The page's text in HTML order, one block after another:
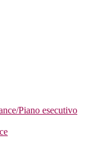
Piano esecutivo